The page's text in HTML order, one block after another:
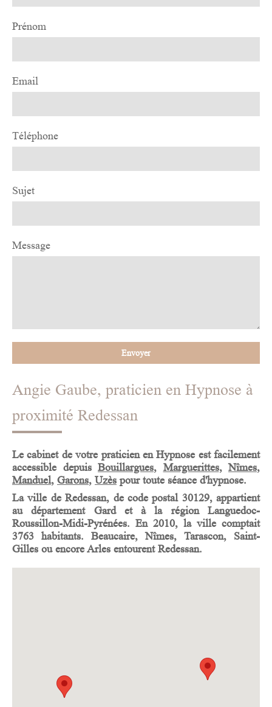
Prénom
Email
Téléphone
Sujet
Message
Envoyer
Angie Gaube, praticien en Hypnose à
proximité Redessan
Le cabinet de votre praticien en Hypnoseest facilement
accessible depuis Bouillargues, Marguerittes,Nîmes,
Manduel, Garons, Uzès pour toute séance d'hypnose.
La ville deRedessan, de code postal 30129, appartient
au département Gardet à la régionLanguedoc-
Roussillon-Midi-Pyrénées. En 2010, la ville comptait
3763 habitants. Beaucaire, Nîmes, Tarascon, Saint-
Gilles ou encore Arles entourent Redessan.